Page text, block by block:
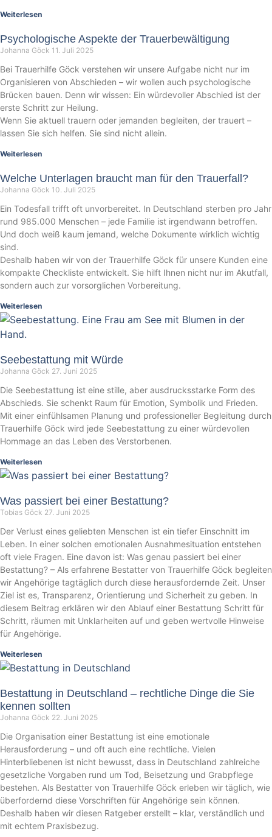
Weiterlesen
Psychologische Aspekte der Trauerbewältigung
Johanna Göck 11. Juli 2025
Bei Trauerhilfe Göck verstehen wir unsere Aufgabe nicht nur im
Organisieren von Abschieden – wir wollen auch psychologische
Brücken bauen. Denn wir wissen: Ein würdevoller Abschied ist der
erste Schritt zur Heilung.
Wenn Sie aktuell trauern oder jemanden begleiten, der trauert –
lassen Sie sich helfen. Sie sind nicht allein.
Weiterlesen
Welche Unterlagen braucht man für den Trauerfall?
Johanna Göck 10. Juli 2025
Ein Todesfall trifft oft unvorbereitet. In Deutschland sterben pro Jahr
rund 985.000 Menschen – jede Familie ist irgendwann betroffen.
Und doch weiß kaum jemand, welche Dokumente wirklich wichtig
sind.
Deshalb haben wir von der Trauerhilfe Göck für unsere Kunden eine
kompakte Checkliste entwickelt. Sie hilft Ihnen nicht nur im Akutfall,
sondern auch zur vorsorglichen Vorbereitung.
Weiterlesen
Seebestattung mit Würde
Johanna Göck 27. Juni 2025
Die Seebestattung ist eine stille, aber ausdrucksstarke Form des
Abschieds. Sie schenkt Raum für Emotion, Symbolik und Frieden.
Mit einer einfühlsamen Planung und professioneller Begleitung durch
Trauerhilfe Göck wird jede Seebestattung zu einer würdevollen
Hommage an das Leben des Verstorbenen.
Weiterlesen
Was passiert bei einer Bestattung?
Tobias Göck 27. Juni 2025
Der Verlust eines geliebten Menschen ist ein tiefer Einschnitt im
Leben. In einer solchen emotionalen Ausnahmesituation entstehen
oft viele Fragen. Eine davon ist: Was genau passiert bei einer
Bestattung? – Als erfahrene Bestatter von Trauerhilfe Göck begleiten
wir Angehörige tagtäglich durch diese herausfordernde Zeit. Unser
Ziel ist es, Transparenz, Orientierung und Sicherheit zu geben. In
diesem Beitrag erklären wir den Ablauf einer Bestattung Schritt für
Schritt, räumen mit Unklarheiten auf und geben wertvolle Hinweise
für Angehörige.
Weiterlesen
Bestattung in Deutschland – rechtliche Dinge die Sie
kennen sollten
Johanna Göck 22. Juni 2025
Die Organisation einer Bestattung ist eine emotionale
Herausforderung – und oft auch eine rechtliche. Vielen
Hinterbliebenen ist nicht bewusst, dass in Deutschland zahlreiche
gesetzliche Vorgaben rund um Tod, Beisetzung und Grabpflege
bestehen. Als Bestatter von Trauerhilfe Göck erleben wir täglich, wie
überfordernd diese Vorschriften für Angehörige sein können.
Deshalb haben wir diesen Ratgeber erstellt – klar, verständlich und
mit echtem Praxisbezug.